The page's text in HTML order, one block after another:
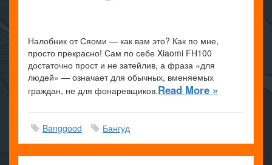
Налобник от Сяоми — как вам это? Как по мне,
просто прекрасно! Сам по себе Xiaomi FH100
достаточно прост и не затейлив, а фраза «для
людей» — означает для обычных, вменяемых
граждан, не для фонаревщиков.Read More »
Banggood Бангуд